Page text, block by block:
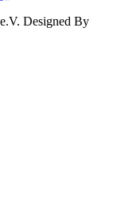
Designed By